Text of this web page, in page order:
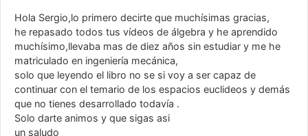
Hola Sergio,lo primero decirte que muchísimas gracias,
he repasado todos tus vídeos de álgebra y he aprendido
muchísimo,llevaba mas de diez años sin estudiar y me he
matriculado en ingeniería mecánica,
solo que leyendo el libro no se si voy a ser capaz de
continuar con el temario de los espacios euclideos y demás
que no tienes desarrollado todavía .
Solo darte animos y que sigas asi
un saludo